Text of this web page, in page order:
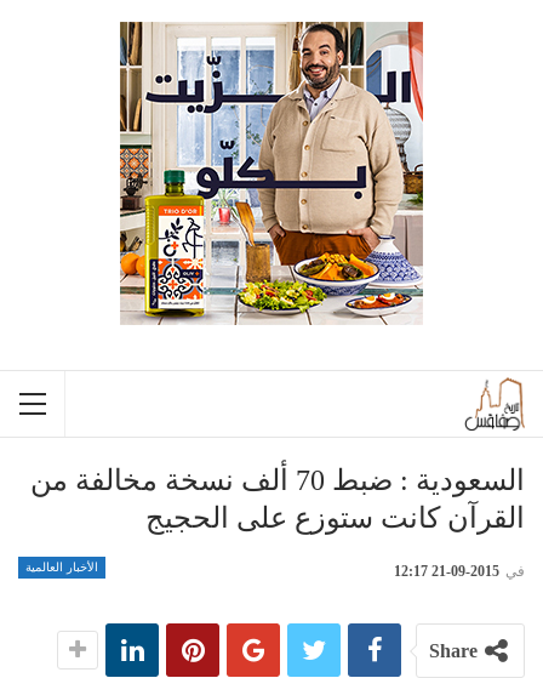
السعودية : ضبط 70 ألف نسخة مخالفة من
القرآن كانت ستوزع على الحجيج
الأخبار العالمية في 2015-09-21 12:17
Share